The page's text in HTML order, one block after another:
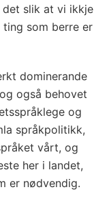
det slik at vi ikkje
som berre er
dominerande
også behovet
og
språkpolitikk,
vårt, og
her i landet,
er nødvendig.